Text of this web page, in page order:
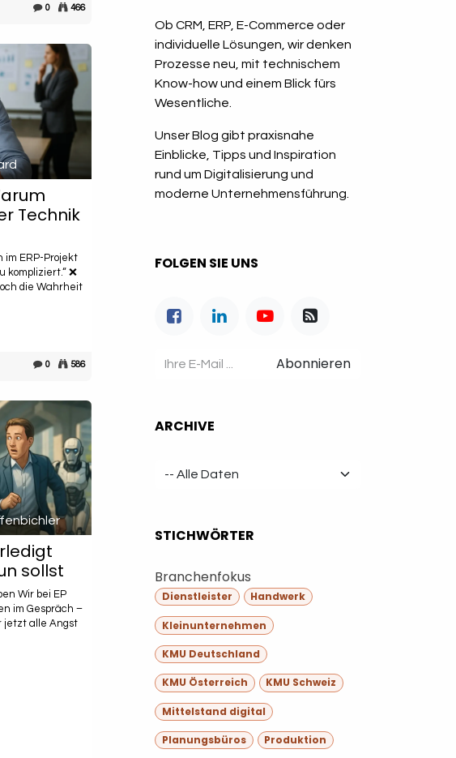
0 466
Technik
ERP-Projekt
kompliziert.“ ❌
die Wahrheit
0 586
sollst
Wir bei EP
im Gespräch –
jetzt alle Angst
Ob CRM, ERP, E-Commerce oder
individuelle Lösungen, wir denken
Prozesse neu, mit technischem
Know-how und einem Blick fürs
Wesentliche.
Unser Blog gibt praxisnahe
Einblicke, Tipps und Inspiration
rund um Digitalisierung und
moderne Unternehmensführung.
FOLGEN SIE UNS
Abonnieren
ARCHIVE
STICHWÖRTER
Branchenfokus
Dienstleister Handwerk
Kleinunternehmen
KMU Deutschland
KMU Österreich KMU Schweiz
Mittelstand digital
Planungsbüros Produktion